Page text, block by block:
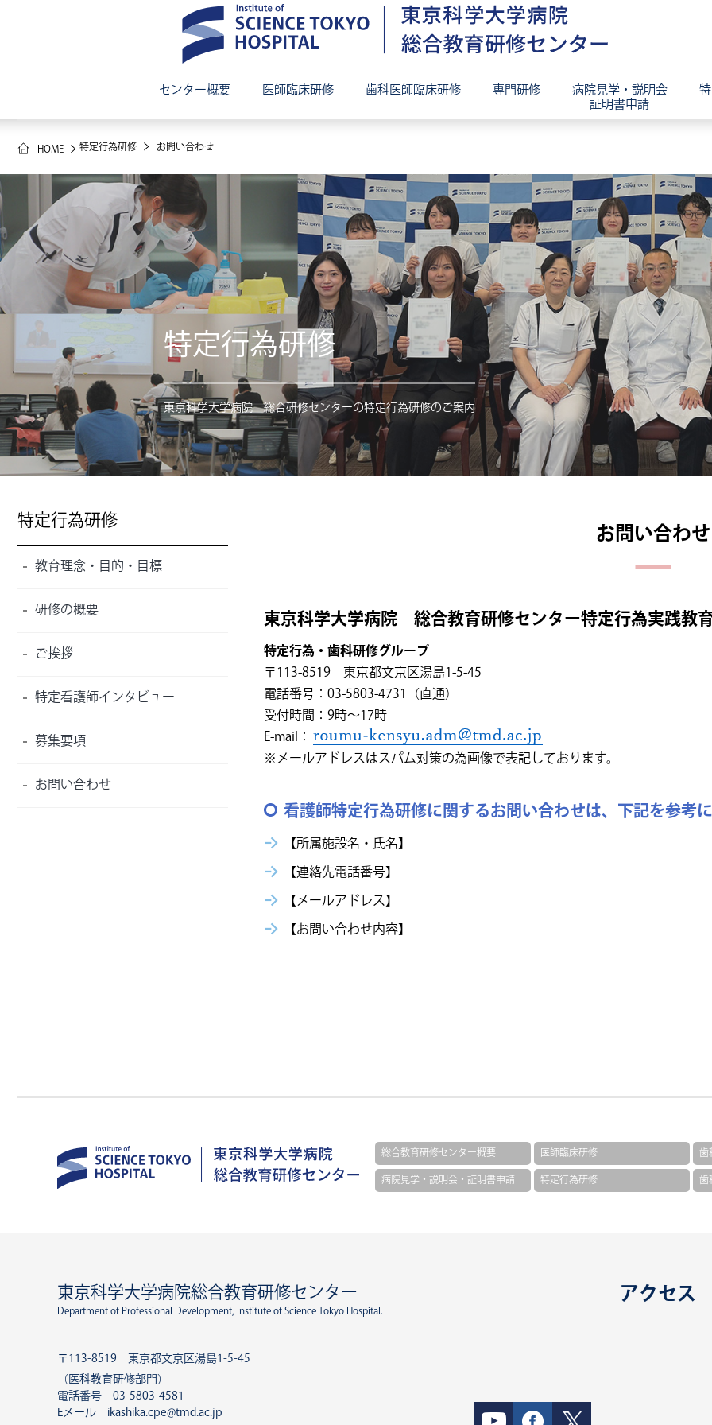
センター概要
総合教育研修センターについて ご挨拶・スタッフ紹介
医師臨床研修
理念・目標・特色 プログラム概要
（プログラムⅠ・Ⅱ・広域連携型・周産期）
プログラム概要（基礎研究医プログラム）
教育・研修指導体制
協力病院一覧
研修環境・処遇
採用案内（募集要項）
先輩医師インタビュー
最優秀研修医賞
歯科医師臨床研修
理念・特徴・研修管理委員長挨
研修指導体制・管理運営体制
研修環境・処遇
先輩歯科医インタビュー
歯科医師臨床研修問題ＷＧ
専門研修
専門研修プログラム領域別紹介
病院見学・説明会
証明書申請
病院見学
証明書申請手続き
教育理念・目的・目標
ご挨拶
募集要項
HOME 特定行為研修 お問い合わせ
特定行為研修
東京科学大学病院 総合研修センターの特定行為研修のご案内
特定行為研修
教育理念・目的・目標
研修の概要
ご挨拶
特定看護師インタビュー
募集要項
お問い合わせ
お問い合わせ
東京科学大学病院 総合教育研修センター特定行為実践教
特定行為・歯科研修グループ
〒113-8519 東京都文京区湯島1-5-45
電話番号：03-5803-4731（直通）
受付時間：9時～17時
E-mail：
※メールアドレスはスパム対策の為画像で表記しております。
看護師特定行為研修に関するお問い合わせは、下記を参考
【所属施設名・氏名】
【連絡先電話番号】
【メールアドレス】
【お問い合わせ内容】
総合教育研修センター概要 医師臨床研修
歯
病院見学・説明会・証明書申請
特定行為研修 歯
東京科学大学病院総合教育研修センター
Department of Professional Development, Institute of Science Tokyo Hospital.
〒113-8519 東京都文京区湯島1-5-45
（医科教育研修部門）
電話番号 03-5803-4581
Eメール ikashika.cpe@tmd.ac.jp
アクセス